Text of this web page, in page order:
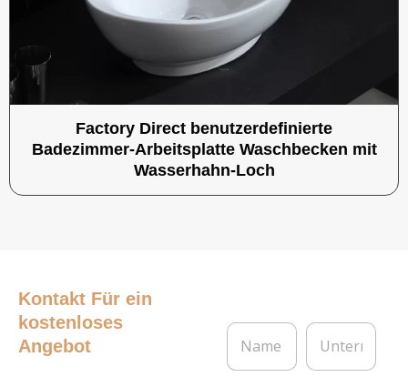
Factory Direct benutzerdefinierte
Badezimmer-Arbeitsplatte Waschbecken mit
Wasserhahn-Loch
Kontakt Für ein
kostenloses
Angebot
N
m
U
t